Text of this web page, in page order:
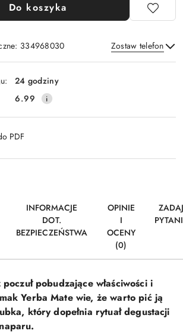
Do koszyka
334968030 Zostaw telefon
Wyślij
24 godziny
6.99
PDF
INFORMACJE
DOT.
BEZPIECZEŃSTWA
OPINIE
I
OCENY
(0)
pobudzające właściwości i
Yerba Mate wie, że warto pić ją
który dopełnia rytuał degustacji